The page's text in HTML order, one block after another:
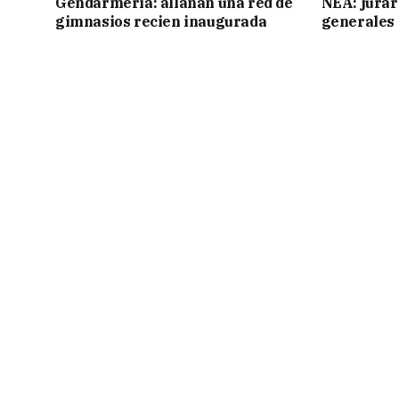
gimnasios recien inaugurada
generales